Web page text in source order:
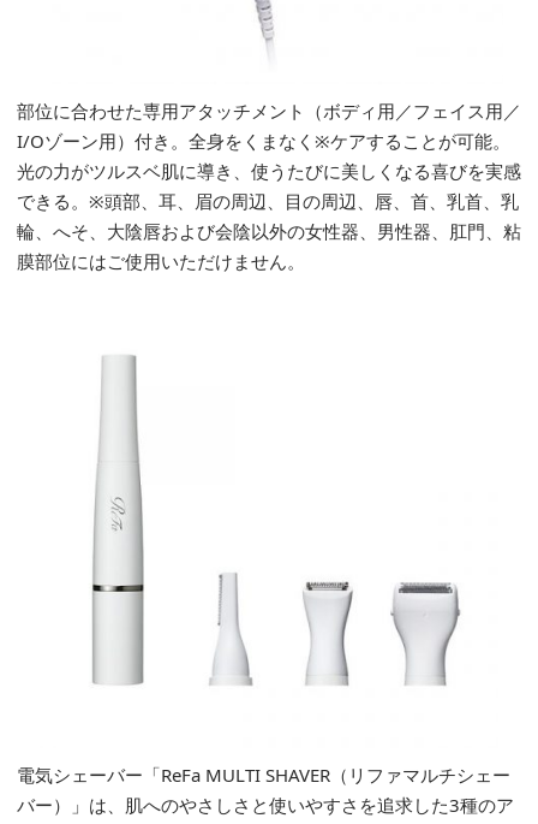
部位に合わせた専用アタッチメント（ボディ用／フェイス用／
I/Oゾーン用）付き。全身をくまなく※ケアすることが可能。
光の力がツルスベ肌に導き、使うたびに美しくなる喜びを実感
できる。※頭部、耳、眉の周辺、目の周辺、唇、首、乳首、乳
輪、へそ、大陰唇および会陰以外の女性器、男性器、肛門、粘
膜部位にはご使用いただけません。
電気シェーバー「ReFa MULTI SHAVER（リファマルチシェー
バー）」は、肌へのやさしさと使いやすさを追求した3種のア